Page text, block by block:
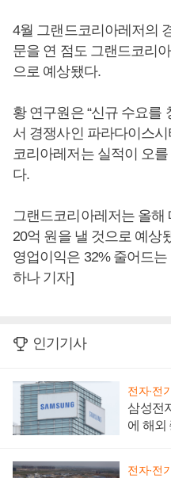
4월 그랜드코리아레저의
문을 연 점도 그랜드코리
으로 예상됐다.
황 연구원은 “신규 수요를
서 경쟁사인 파라다이스
코리아레저는 실적이 오
다.
그랜드코리아레저는 올해
20억 원을 낼 것으로 예상
영업이익은 32% 줄어드
하나 기자]
인기기사
전자·전
삼성전
에 해외
전자·전